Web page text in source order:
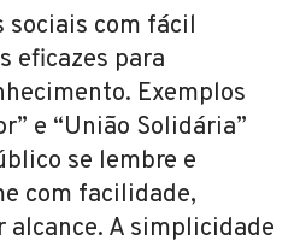
sociais com fácil
eficazes para
Exemplos
e “União Solidária”
se lembre e
com facilidade,
alcance. A simplicidade